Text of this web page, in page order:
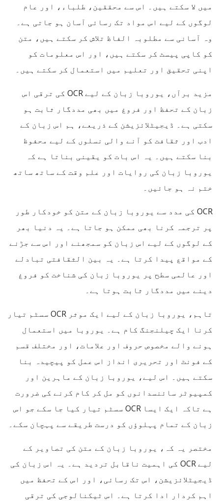
میں لا سکتے ہیں۔ اس سے محققین، طلباء، اور عام
لوگوں کے لیے اس مواد تک رسائی آسان ہو جاتی ہے۔
وہ آسانی سے مطلوبہ الفاظ تلاش کر سکتے ہیں، متن
کو کاپی پیسٹ کر سکتے ہیں، اور اس معلومات کو
اپنی تحقیق اور تعلیم میں استعمال کر سکتے ہیں۔
مزید برآں، یوروبا زبان کے لیے OCR کی ترقی اس
زبان کے تحفظ اور فروغ میں بھی مددگار ثابت ہو
سکتی ہے۔ ڈیجیٹلائزیشن کے ذریعے، ہم اس زبان کے
ادب اور ثقافت کو آنے والی نسلوں کے لیے محفوظ
بنا سکتے ہیں۔ یہ اس بات کو یقینی بناتا ہے کہ
یوروبا زبان کی روایات اور علم وقت کے ساتھ ساتھ
ختم نہ ہو جائیں۔
OCR کی مدد سے یوروبا زبان کے متن کو خودکار طور
پر ترجمہ کرنا بھی ممکن ہو جاتا ہے۔ یہ دنیا بھر
کے لوگوں کے لیے اس زبان کو سمجھنے اور اس سے جڑنے
کے مواقع پیدا کرتا ہے۔ یہ بین الثقافتی تبادلے
اور عالمی سطح پر یوروبا زبان کی شناخت کو فروغ
دینے میں مددگار ثابت ہوتا ہے۔
تاہم، یوروبا زبان کے لیے ایک موثر OCR سسٹم تیار
کرنا ایک چیلنجنگ کام ہے۔ یوروبا میں استعمال
ہونے والے مخصوص حروف اور علامات، اور مختلف قسم
کے فونٹ اور تحریری انداز اس عمل کو پیچیدہ بنا
سکتے ہیں۔ اس لیے، یوروبا زبان کے ماہرین اور
کمپیوٹر سائنسدانوں کو مل کر کام کرنے کی ضرورت
ہے تاکہ ایک ایسا OCR سسٹم تیار کیا جا سکے جو اس
زبان کے تمام پہلوؤں کو درست طریقے سے پہچان سکے۔
مختصر یہ کہ، یوروبا زبان کے متن کی تصاویر کے
لیے OCR کی اہمیت ناقابل تردید ہے۔ یہ اس زبان کی
ڈیجیٹلائزیشن، اس تک رسائی، اور اس کے تحفظ میں
اہم کردار ادا کرتا ہے۔ اس ٹیکنالوجی کی ترقی